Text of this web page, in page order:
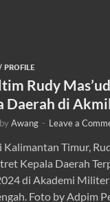
PROFILE
Rudy
Daerah di
byAwang - Leave a
Timur,
Kepala Daerah
di Akademi
Foto by Adpim